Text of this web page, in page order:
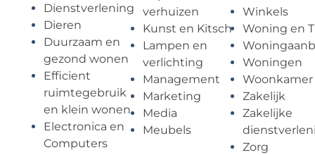
Dienstverlening
Dieren
Duurzaam en
gezond wonen
Efficient
ruimtegebruik
en klein wonen
Electronica en
Computers
verhuizen
Kunst en Kitsch
Lampen en
verlichting
Management
Marketing
Media
Meubels
Winkels
Woning en
Woningen
Woonkamer
Zakelijk
Zakelijke
Zorg